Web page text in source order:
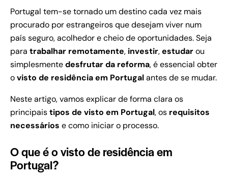
Portugal tem-se tornado um destino cada vez mais
procurado por estrangeiros que desejam viver num
país seguro, acolhedor e cheio de oportunidades. Seja
para trabalhar remotamente, investir,estudarou
simplesmentedesfrutar da reforma, é essencial obter
ovisto de residência em Portugalantes de se mudar.
Neste artigo, vamos explicar de forma clara os
principaistipos de visto em Portugal, os requisitos
necessários e como iniciar o processo.
O que é o visto de residência em
Portugal?